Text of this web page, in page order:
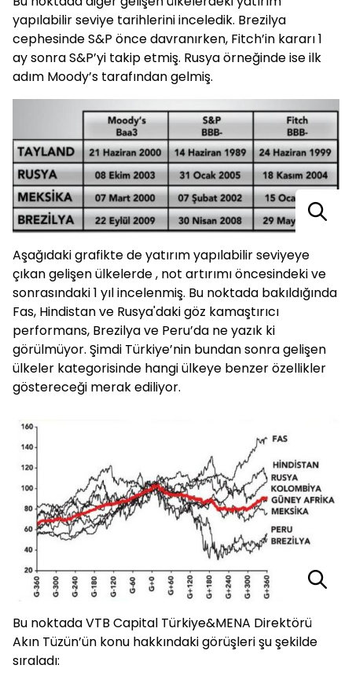
yapılabilir seviye tarihlerini inceledik. Brezilya
cephesinde S&P önce davranırken, Fitch’in kararı 1
ay sonra S&P’yi takip etmiş. Rusya örneğinde ise ilk
adım Moody’s tarafından gelmiş.
Aşağıdaki grafikte de yatırım yapılabilir seviyeye
çıkan gelişen ülkelerde , not artırımı öncesindeki ve
sonrasındaki 1 yıl incelenmiş. Bu noktada bakıldığında
Fas, Hindistan ve Rusya'daki göz kamaştırıcı
performans, Brezilya ve Peru’da ne yazık ki
görülmüyor. Şimdi Türkiye’nin bundan sonra gelişen
ülkeler kategorisinde hangi ülkeye benzer özellikler
göstereceği merak ediliyor.
Bu noktada VTB Capital Türkiye&MENA Direktörü
Akın Tüzün’ün konu hakkındaki görüşleri şu şekilde
sıraladı: